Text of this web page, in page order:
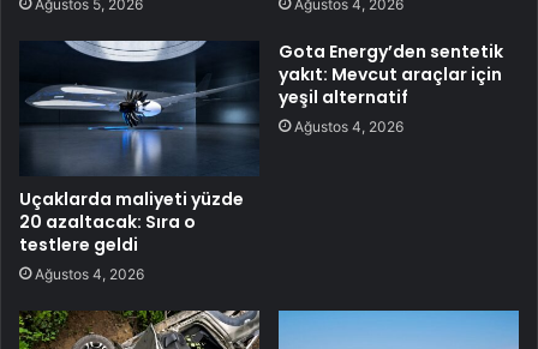
Ağustos 5, 2026 Ağustos 4, 2026
Uçaklarda maliyeti yüzde
20 azaltacak: Sıra o
testlere geldi
Ağustos 4, 2026
Gota Energy’den sentetik
yakıt: Mevcut araçlar için
yeşil alternatif
Ağustos 4, 2026